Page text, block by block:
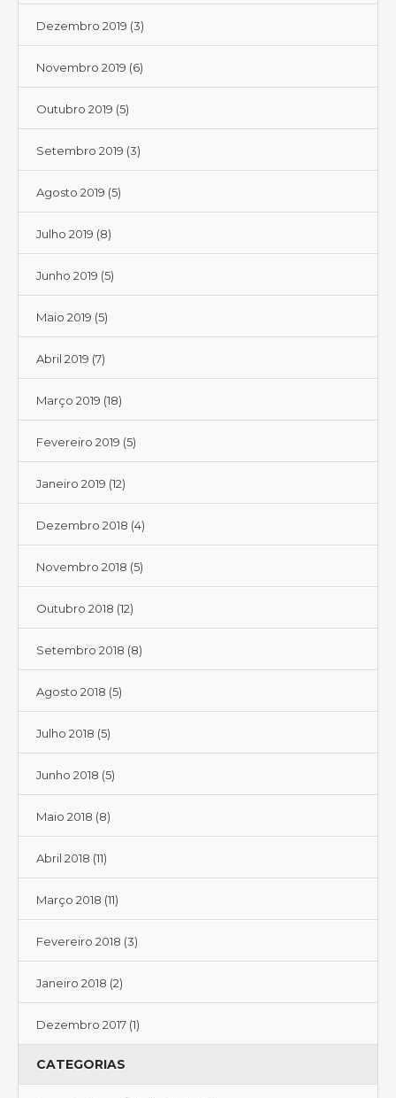
Dezembro 2019 (3)
Novembro 2019 (6)
Outubro 2019 (5)
Setembro 2019 (3)
Agosto 2019 (5)
Julho 2019 (8)
Junho 2019 (5)
Maio 2019 (5)
Abril 2019 (7)
Março 2019 (18)
Fevereiro 2019 (5)
Janeiro 2019 (12)
Dezembro 2018 (4)
Novembro 2018 (5)
Outubro 2018 (12)
Setembro 2018 (8)
Agosto 2018 (5)
Julho 2018 (5)
Junho 2018 (5)
Maio 2018 (8)
Abril 2018 (11)
Março 2018 (11)
Fevereiro 2018 (3)
Janeiro 2018 (2)
Dezembro 2017 (1)
CATEGORIAS